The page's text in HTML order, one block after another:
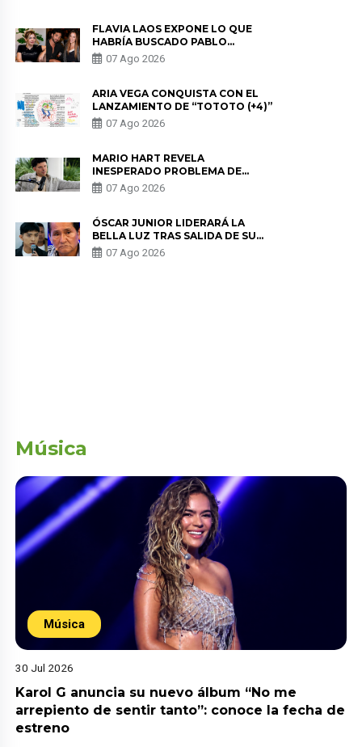
FLAVIA LAOS EXPONE LO QUE
HABRÍA BUSCADO PABLO
HEREDIA CON ALE FULLER: “UNA
DE LAS PARTES QUERÍA EL
07 Ago 2026
ARIA VEGA CONQUISTA CON EL
LANZAMIENTO DE “TOTOTO (+4)”
07 Ago 2026
MARIO HART REVELA
INESPERADO PROBLEMA DE
SALUD ANTES DE SEPARARSE DE
KORINA: “ME ENCONTRARON UN
07 Ago 2026
ÓSCAR JUNIOR LIDERARÁ LA
BELLA LUZ TRAS SALIDA DE SU
PADRE POR POLÉMICA CON
NALDY SALDAÑA
07 Ago 2026
Música
Música
30 Jul 2026
Karol G anuncia su nuevo álbum “No me
arrepiento de sentir tanto”: conoce la fecha de
estreno